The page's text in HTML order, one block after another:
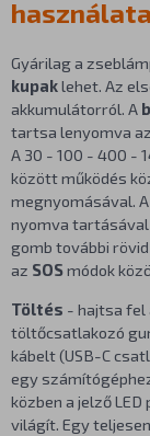
használata
Gyárilag a
kupaklehet. Az
akkumulátorról. A
tartsa lenyomva
A 30 - 100 - 400 -
között működés
megnyomásával.
nyomva tartásával
gomb további
az SOSmódok
Töltés - hajtsa fel
töltőcsatlakozó
kábelt (USB-C
egy
közben a jelző
világít. Egy